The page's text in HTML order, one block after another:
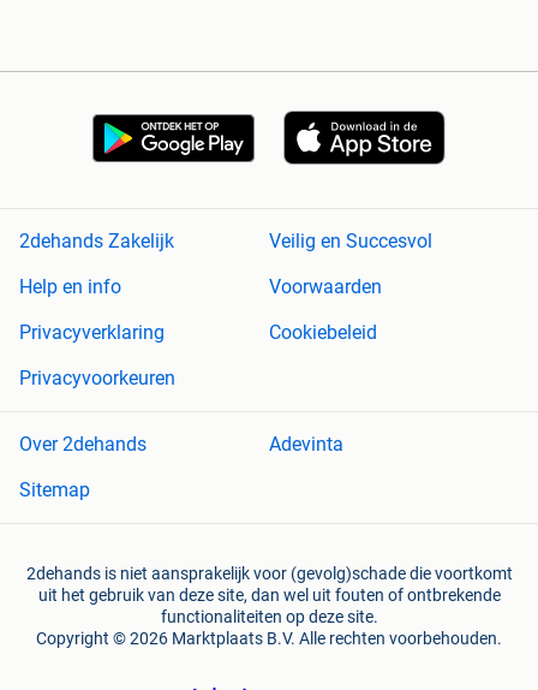
2dehands Zakelijk
Veilig en Succesvol
Help en info
Voorwaarden
Privacyverklaring
Cookiebeleid
Privacyvoorkeuren
Over 2dehands
Adevinta
Sitemap
2dehands is niet aansprakelijk voor (gevolg)schade die voortkomt
uit het gebruik van deze site, dan wel uit fouten of ontbrekende
functionaliteiten op deze site.
Copyright © 2026 Marktplaats B.V. Alle rechten voorbehouden.